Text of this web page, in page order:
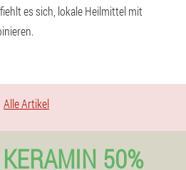
es sich, lokale Heilmittel mit
Alle Artikel
50%